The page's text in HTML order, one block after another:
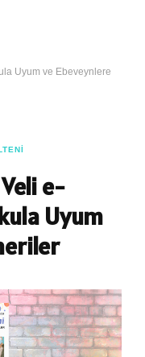
Uyum ve Ebeveynlere
e-
Uyum